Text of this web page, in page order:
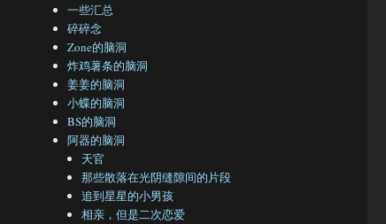
一些汇总
碎碎念
Zone的脑洞
炸鸡薯条的脑洞
姜姜的脑洞
小蝶的脑洞
BS的脑洞
阿器的脑洞
天官
那些散落在光阴缝隙间的片段
追到星星的小男孩
相亲，但是二次恋爱